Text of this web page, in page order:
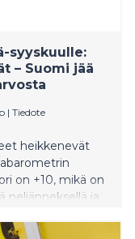
syyskuulle:
– Suomi jää
| Tiedote
heikkenevät
on +10, mikä on
neljänneksellä ja
ja